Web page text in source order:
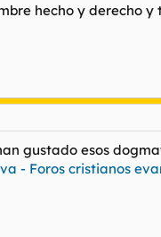
hecho y derecho y
gustado esos
- Foros cristianos